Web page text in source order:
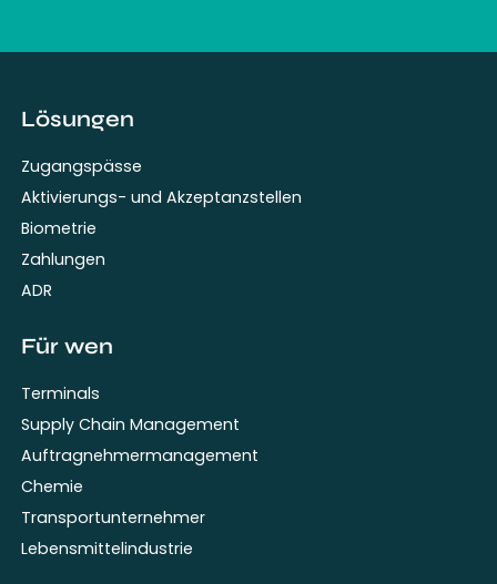
Lösungen
Zugangspässe
Aktivierungs- und Akzeptanzstellen
Biometrie
Zahlungen
ADR
Für wen
Terminals
Supply Chain Management
Auftragnehmermanagement
Chemie
Transportunternehmer
Lebensmittelindustrie